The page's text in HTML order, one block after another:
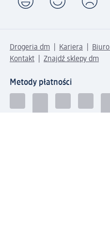
Drogeria dm Kariera
Kontakt
Znajdź sklepy dm
Metody płatności